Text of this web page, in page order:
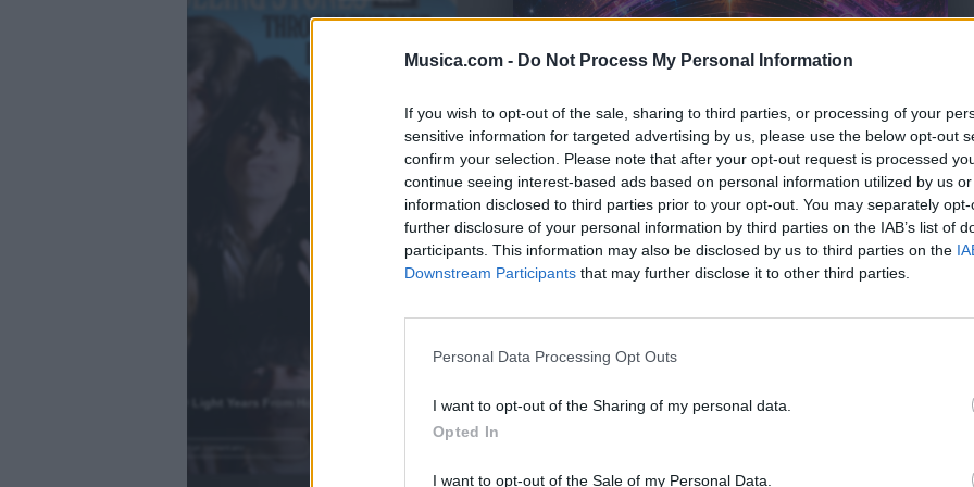
Musica.com - Do Not Process My Personal Information
If you wish to opt-out of the sale, sharing to third parties, or processing of your
sensitive information for targeted advertising by us, please use the below opt-out
confirm your selection. Please note that after your opt-out request is processed
continue seeing interest-based ads based on personal information utilized by us
information disclosed to third parties prior to your opt-out. You may separately
further disclosure of your personal information by third parties on the IAB’s list of
participants. This information may also be disclosed by us to third parties on the
Downstream Participants that may further disclose it to other third parties.
Personal Data Processing Opt Outs
I want to opt-out of the Sharing of my personal data.
Opted In
I want to opt-out of the Sale of my Personal Data.
Psicodelia y Space Rock 🎸✨
al firmamento y siente la gravedad cero. 💾 ¡Guarda
2000 Light Years From Home